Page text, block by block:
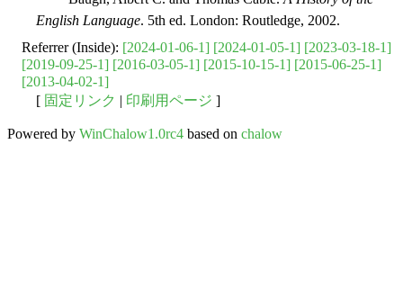
English Language. 5th ed. London: Routledge, 2002.
Referrer (Inside): [2024-01-06-1] [2024-01-05-1] [2023-03-18-1]
[2019-09-25-1] [2016-03-05-1] [2015-10-15-1] [2015-06-25-1]
[2013-04-02-1]
[ 固定リンク | 印刷用ページ ]
Powered by WinChalow1.0rc4 based on chalow